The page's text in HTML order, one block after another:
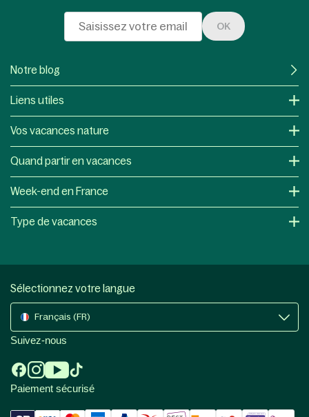
OK
Notre blog
Liens utiles
Vos vacances nature
Quand partir en vacances
Week-end en France
Type de vacances
Sélectionnez votre langue
Français (FR)
Suivez-nous
Paiement sécurisé